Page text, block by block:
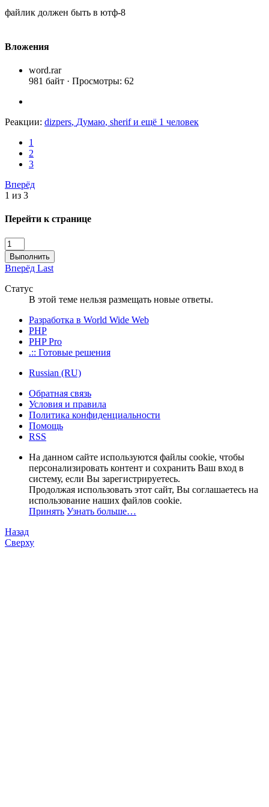
файлик должен быть в ютф-8
Вложения
word.rar
981 байт · Просмотры: 62
Реакции: dizpers, Думаю, sherifи ещё 1 человек
1
2
3
Вперёд
1 из 3
Перейти к странице
Выполнить
Вперёд Last
Статус
В этой теме нельзя размещать новые ответы.
Разработка в World Wide Web
PHP
PHP Pro
.:: Готовые решения
Russian (RU)
Обратная связь
Условия и правила
Политика конфиденциальности
Помощь
RSS
На данном сайте используются файлы cookie, чтобы
персонализировать контент и сохранить Ваш вход в
систему, если Вы зарегистрируетесь.
Продолжая использовать этот сайт, Вы соглашаетесь на
использование наших файлов cookie.
Принять Узнать больше…
Назад
Сверху